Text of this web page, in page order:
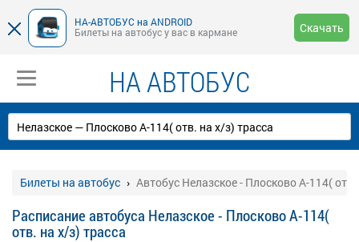
НА-АВТОБУС на ANDROID
Билеты на автобус у вас в кармане
Скачать
НА АВТОБУС
Билеты на автобус Автобус Нелазское - Плосково А-114(
Расписание автобуса Нелазское - Плосково А-114(
отв. на х/з) трасса